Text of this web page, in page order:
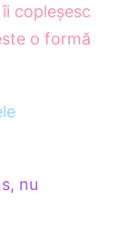
copleșesc
o formă
nu